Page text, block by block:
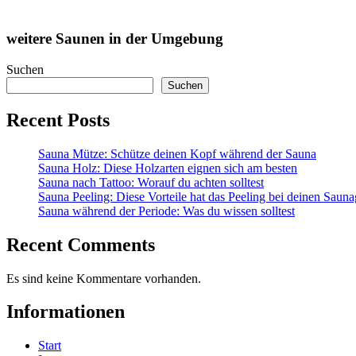
weitere Saunen in der Umgebung
Suchen
Suchen
Recent Posts
Sauna Mütze: Schütze deinen Kopf während der Sauna
Sauna Holz: Diese Holzarten eignen sich am besten
Sauna nach Tattoo: Worauf du achten solltest
Sauna Peeling: Diese Vorteile hat das Peeling bei deinen
Sauna während der Periode: Was du wissen solltest
Recent Comments
Es sind keine Kommentare vorhanden.
Informationen
Start